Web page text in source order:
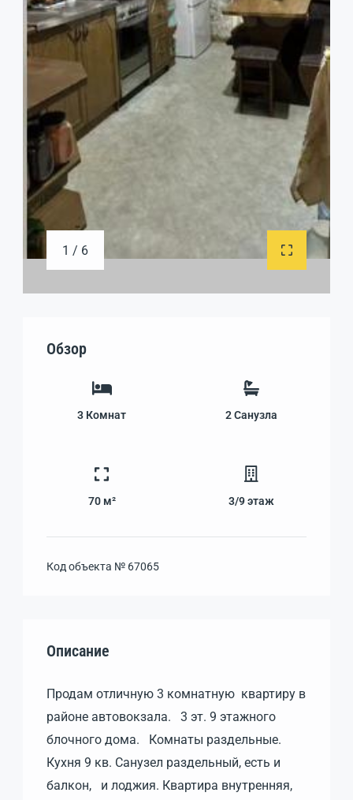
1 / 6
Обзор
3 Комнат 2Санузла
70 м² 3/9этаж
Код объекта № 67065
Описание
Продам отличную 3 комнатную квартиру в
районе автовокзала. 3 эт. 9 этажного
блочного дома. Комнаты раздельные.
Кухня 9 кв. Санузел раздельный, есть и
балкон, и лоджия. Квартира внутренняя,